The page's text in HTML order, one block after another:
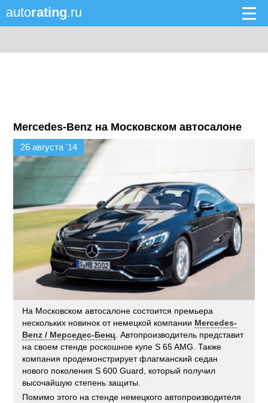
autorating.ru
Mercedes-Benz на Московском автосалоне
26 августа '14
На Московском автосалоне состоится премьера
нескольких новинок от немецкой компании Mercedes-
Benz / Мерседес-Бенц . Автопроизводитель представит
на своем стенде роскошное купе S 65 AMG. Также
компания продемонстрирует флагманский седан
нового поколения S 600 Guard, который получил
высочайшую степень защиты.
Помимо этого на стенде немецкого автопроизводителя